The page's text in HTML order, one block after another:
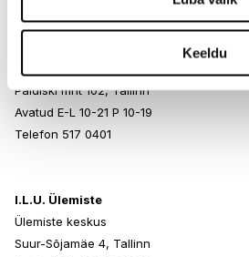
Keeldu
Paldiski mnt 102, Tallinn
Avatud E-L 10-21 P 10-19
Telefon 517 0401
I.L.U. Ülemiste
Ülemiste keskus
Suur-Sõjamäe 4, Tallinn